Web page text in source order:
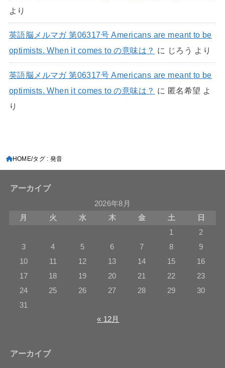
より
英語脳メルマガ 第06317号 Americans are meant to be
optimists. When it comes to の意味は？ に じろう より
英語脳メルマガ 第06317号 Americans are meant to be
optimists. When it comes to の意味は？ に 匿名希望 よ
り
HOME タグ : 発音
アーカイブ
2026年8月
月
火 水 木 金 土
日
1
2
3
4 5 6 7 8
9
10
11 12 13 14 15
16
17
18 19 20 21 22
23
24
25 26 27 28 29
30
31
« 12月
アーカイブ